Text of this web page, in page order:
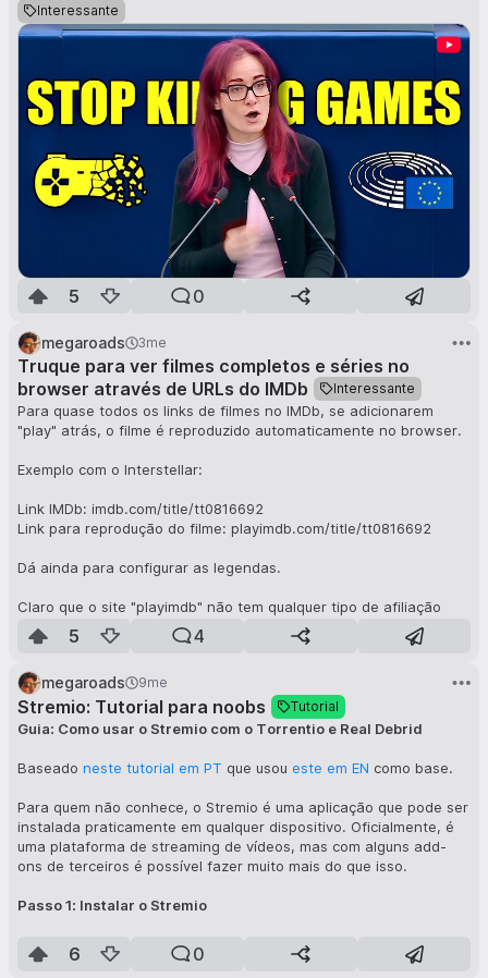
Interessante
5 0
megaroads 3me
Truque para ver filmes completos e séries no
browser através de URLs do IMDb
Interessante
Para quase todos os links de filmes no IMDb, se adicionarem
"play" atrás, o filme é reproduzido automaticamente no browser.
Exemplo com o Interstellar:
Link IMDb: imdb.com/title/tt0816692
Link para reprodução do filme: playimdb.com/title/tt0816692
Dá ainda para configurar as legendas.
Claro que o site "playimdb" não tem qualquer tipo de afiliação
com o IMDb.
5 4
megaroads 9me
Stremio: Tutorial para noobs Tutorial
Guia: Como usar o Stremio com o Torrentio e Real Debrid
Baseado neste tutorial em PT que usou este em EN como base.
Para quem não conhece, o Stremio é uma aplicação que pode ser
instalada praticamente em qualquer dispositivo. Oficialmente, é
uma plataforma de streaming de vídeos, mas com alguns add-
ons de terceiros é possível fazer muito mais do que isso.
Passo 1: Instalar o Stremio
Para Windows/Mac:
6 0